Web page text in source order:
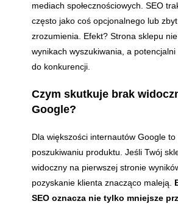
mediach społecznościowych. SEO
często jako coś opcjonalnego lub
zrozumienia. Efekt? Strona sklepu
wynikach wyszukiwania, a
do konkurencji.
Czym skutkuje brak
Google?
Dla większości internautów Google
poszukiwaniu produktu. Jeśli Twój
widoczny na pierwszej stronie
pozyskanie klienta znacząco maleją.
SEO oznacza nie tylko mniejsze